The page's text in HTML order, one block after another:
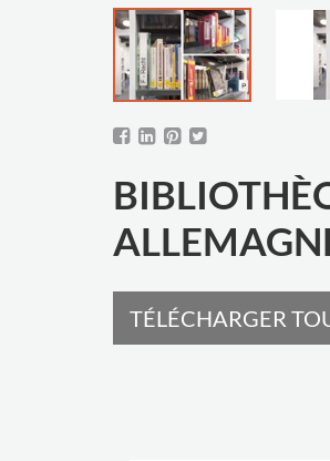
TÉLÉCHARGER